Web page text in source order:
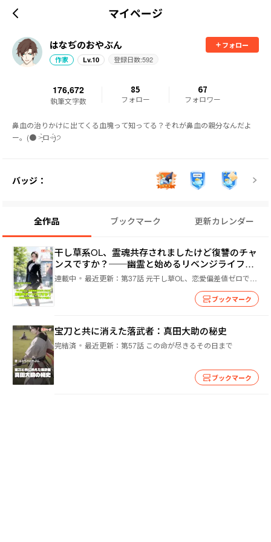
マイページ
はなぢのおやぶん
フォロー
作家
Lv.10 登録日数:592
176,672
執筆文字数
85
フォロー
67
フォロワー
鼻血の治りかけに出てくる血塊って知ってる？それが鼻血の親分なんだよ
ー。(● ˃̶͈̀ロ˂̶͈́)੭
バッジ：
全作品 ブックマーク 更新カレンダー
干し草系OL、霊魂共存されましたけど復讐のチャ
ンスですか？──幽霊と始めるリベンジライフ開
幕！
連載中 最近更新： 第37話 元干し草OL、恋愛偏差値ゼロでも霊に背中を押されました──恋の始まりはオカルトすぎですが。
ブックマーク
宝刀と共に消えた落武者：真田大助の秘史
完結済 最近更新： 第57話 この命が尽きるその日まで
ブックマーク